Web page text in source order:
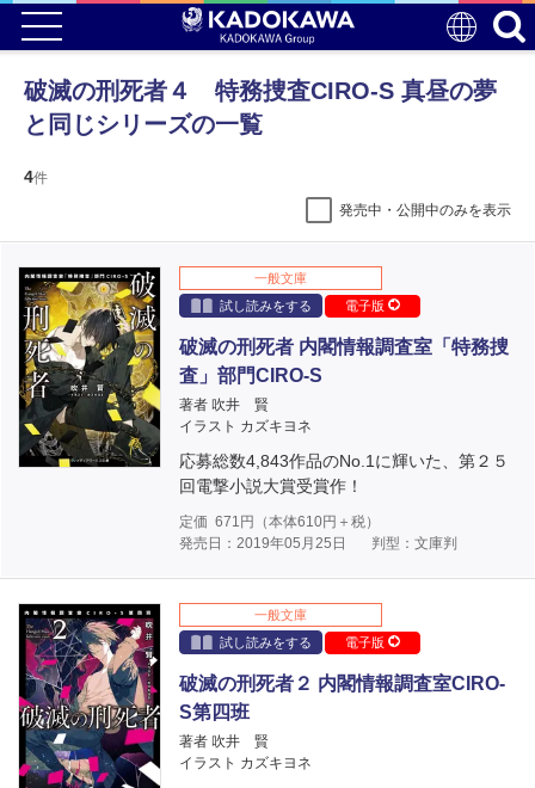
破滅の刑死者４ 特務捜査CIRO-S 真昼の夢
と同じシリーズの一覧
4件
発売中・公開中のみを表示
一般文庫
試し読みをする
電子版
破滅の刑死者 内閣情報調査室「特務捜
査」部門CIRO-S
著者 吹井 賢
イラスト カズキヨネ
応募総数4,843作品のNo.1に輝いた、第２５
回電撃小説大賞受賞作！
定価 671 円（本体610円＋税）
発売日：2019年05月25日
判型：文庫判
一般文庫
試し読みをする
電子版
破滅の刑死者２ 内閣情報調査室CIRO-
S第四班
著者 吹井 賢
イラスト カズキヨネ